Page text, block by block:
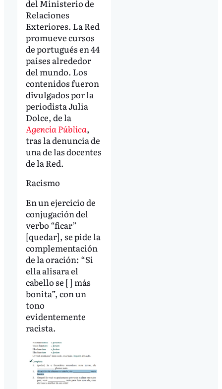
del Ministerio de
Relaciones
Exteriores. La Red
promueve cursos
de portugués en 44
países alrededor
del mundo. Los
contenidos fueron
divulgados por la
periodista Julia
Dolce, de la
Agencia Pública,
tras la denuncia de
una de las docentes
de la Red.
Racismo
En un ejercicio de
conjugación del
verbo “ficar”
[quedar], se pide la
complementación
de la oración: “Si
ella alisara el
cabello se [ ] más
bonita”, con un
tono
evidentemente
racista.